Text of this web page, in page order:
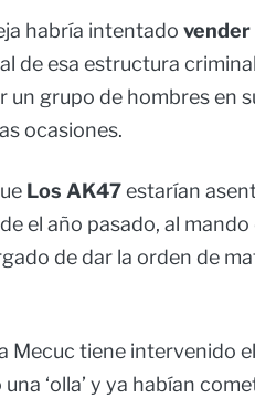
habría intentado vender
de esa estructura
grupo de hombres en
ocasiones.
Los AK47estarían
el año pasado, al mando
de dar la orden de
Mecuc tiene intervenido el
‘olla’ y ya habían